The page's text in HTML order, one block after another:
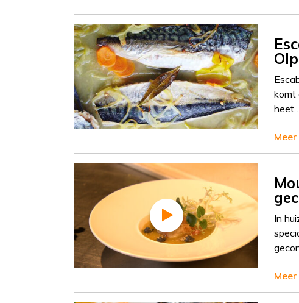
komt
heet…
Meer
In
Meer